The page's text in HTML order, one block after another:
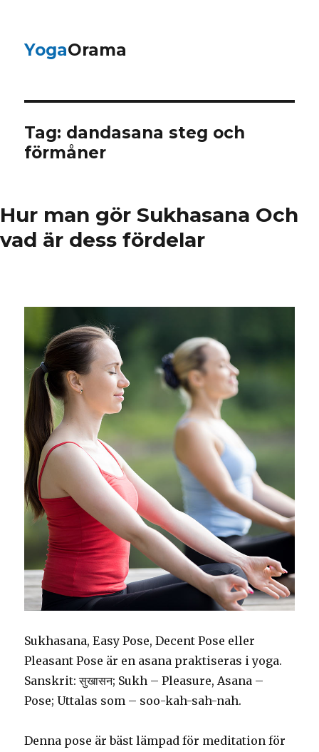
YogaOrama
Tag: dandasana steg och
förmåner
Hur man gör Sukhasana Och
vad är dess fördelar
Sukhasana, Easy Pose, Decent Pose eller
Pleasant Pose är en asana praktiseras i yoga.
Sanskrit: सुखासन; Sukh – Pleasure, Asana –
Pose; Uttalas som – soo-kah-sah-nah.
Denna pose är bäst lämpad för meditation för